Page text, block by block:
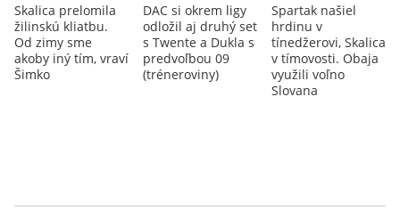
Skalica prelomila
žilinskú kliatbu.
Od zimy sme
akoby iný tím, vraví
Šimko
DAC si okrem ligy
odložil aj druhý set
s Twente a Dukla s
predvoľbou 09
(tréneroviny)
Spartak našiel
hrdinu v
tínedžerovi, Skalica
v tímovosti. Obaja
využili voľno
Slovana